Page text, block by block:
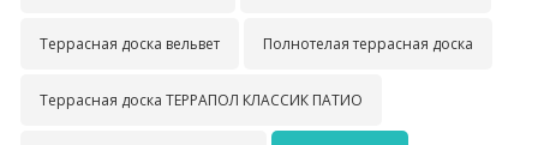
Террасная доска вельвет Полнотелая террасная доска
Террасная доска ТЕРРАПОЛ КЛАССИК ПАТИО